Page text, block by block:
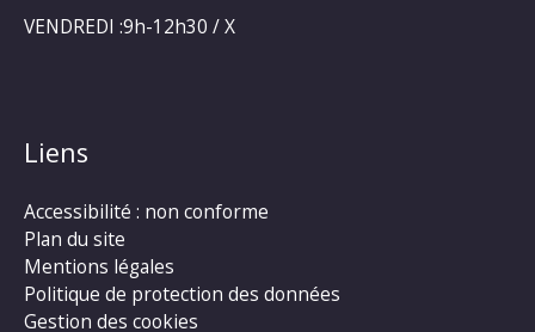
VENDREDI :9h-12h30 / X
Liens
Accessibilité : non conforme
Plan du site
Mentions légales
Politique de protection des données
Gestion des cookies